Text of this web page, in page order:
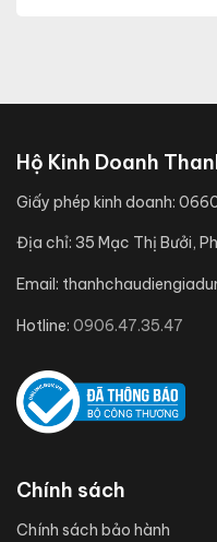
Hộ Kinh Doanh
Giấy phép kinh doanh:
Địa chỉ: 35 Mạc Thị Bưởi,
Email:
Hotline: 0906.47.35.47
Chính sách
Chính sách bảo hành